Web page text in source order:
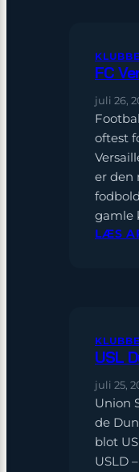
FC
juli 26,
oftest
er den
gamle
LÆS
USL
juli 25,
Union
de
blot
USLD